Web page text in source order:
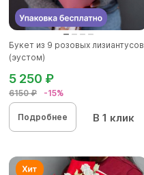
Букет из 9 розовых лизиантусов
(эустом)
6150 ₽ -15%
5 250 ₽
Подробнее В 1 клик